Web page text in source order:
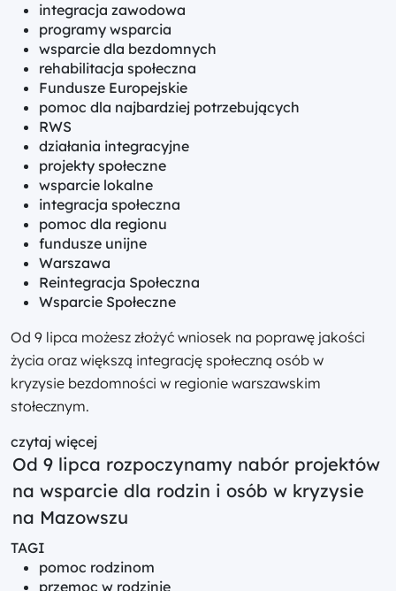
integracja zawodowa
programy wsparcia
wsparcie dla bezdomnych
rehabilitacja społeczna
Fundusze Europejskie
pomoc dla najbardziej potrzebujących
RWS
działania integracyjne
projekty społeczne
wsparcie lokalne
integracja społeczna
pomoc dla regionu
fundusze unijne
Warszawa
Reintegracja Społeczna
Wsparcie Społeczne
Od 9 lipca możesz złożyć wniosek na poprawę jakości
życia oraz większą integrację społeczną osób w
kryzysie bezdomności w regionie warszawskim
stołecznym.
czytaj więcej
Od 9 lipca rozpoczynamy nabór projektów
na wsparcie dla rodzin i osób w kryzysie
na Mazowszu
TAGI
pomoc rodzinom
przemoc w rodzinie